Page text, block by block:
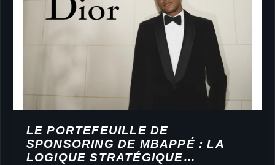
LE PORTEFEUILLE DE
SPONSORING DE MBAPPÉ : LA
LOGIQUE STRATÉGIQUE